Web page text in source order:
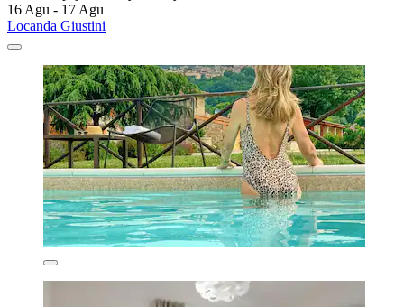
16 Agu - 17 Agu
Locanda Giustini